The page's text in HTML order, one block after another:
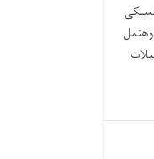
انکشاف مسلکی